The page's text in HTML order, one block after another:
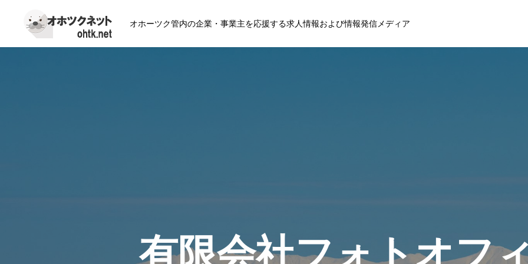
オホーツク管内の企業・事業主を応援する求人情報および情報発信メディア
有限会社フォトオフ